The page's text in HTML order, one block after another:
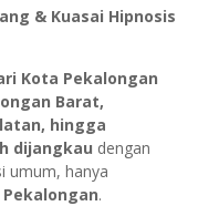
& Kuasai Hipnosis
Kota Pekalongan
Barat,
hingga
dijangkau dengan
umum, hanya
.